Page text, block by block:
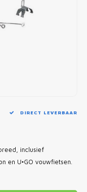
DIRECT LEVERBAAR
inclusief
en U•GO vouwfietsen.